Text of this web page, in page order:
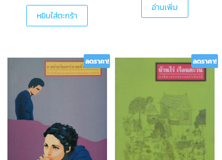
หยิบใส่ตะกร้า
อ่านเพิ่ม
ลดราคา! ลดราคา!